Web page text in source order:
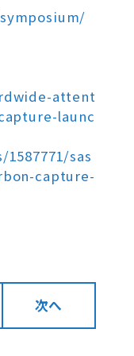
attent
launc
sas
capture-
次へ